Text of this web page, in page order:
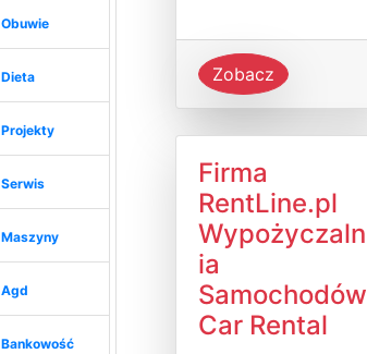
Obuwie
Dieta
Projekty
Serwis
Maszyny
Agd
Bankowość
Zobacz
Firma
RentLine.pl
Wypożyczaln
ia
Samochodów
Car Rental